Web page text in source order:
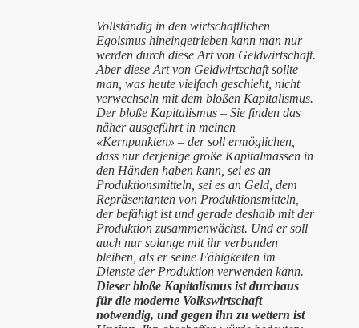
Vollständig in den wirtschaftlichen
Egoismus hineingetrieben kann man nur
werden durch diese Art von Geldwirtschaft.
Aber diese Art von Geldwirtschaft sollte
man, was heute vielfach geschieht, nicht
verwechseln mit dem bloßen Kapitalismus.
Der bloße Kapitalismus – Sie finden das
näher ausgeführt in meinen
«Kernpunkten» – der soll ermöglichen,
dass nur derjenige große Kapitalmassen in
den Händen haben kann, sei es an
Produktionsmitteln, sei es an Geld, dem
Repräsentanten von Produktionsmitteln,
der befähigt ist und gerade deshalb mit der
Produktion zusammenwächst. Und er soll
auch nur solange mit ihr verbunden
bleiben, als er seine Fähigkeiten im
Dienste der Produktion verwenden kann.
Dieser bloße Kapitalismus ist durchaus
für die moderne Volkswirtschaft
notwendig, und gegen ihn zu wettern ist